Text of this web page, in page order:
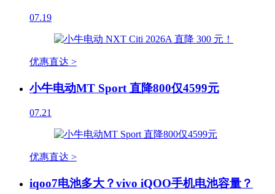
07.19
优惠直达 >
小牛电动MT Sport 直降800仅4599元
07.21
优惠直达 >
iqoo7电池多大？vivo iQOO手机电池容量？